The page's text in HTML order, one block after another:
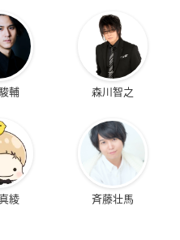
輔 森川智之
綾 斉藤壮馬